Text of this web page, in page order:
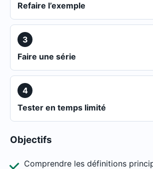
Refaire l’exemple
3
Faire une série
4
Tester en temps limité
Objectifs
Comprendre les définitions